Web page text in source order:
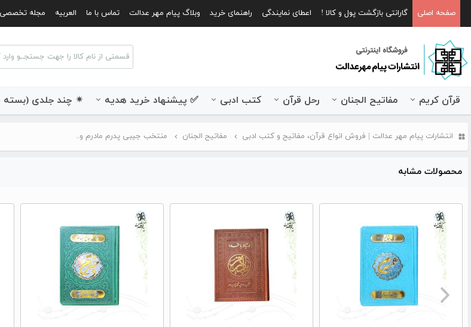
صفحه اصلی گارانتی بازگشت پول و کالا ! اعطای نمایندگی راهنمای خرید وبلاگ پیام مهر عدالت تماس با ما العربیه مجله تخصصی
قرآن کریم مفاتیح الجنان رحل قرآن کتب ادبی ✅ پیشنهاد خرید هدیه ✴ چند جلدی (بسته
انتشارات پیام مهر عدالت | فروش انواع قرآن، مفاتیح و کتب ادبی مفاتیح الجنان منتخب جیبی پدرم مادرم و..
محصولات مشابه